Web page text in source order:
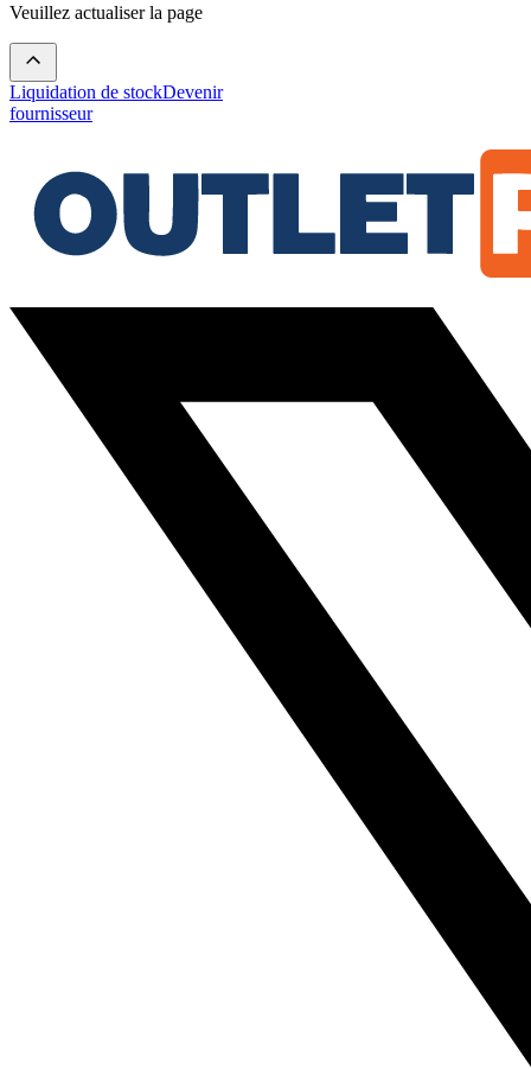
Veuillez actualiser la page
Liquidation de stockDevenir
fournisseur